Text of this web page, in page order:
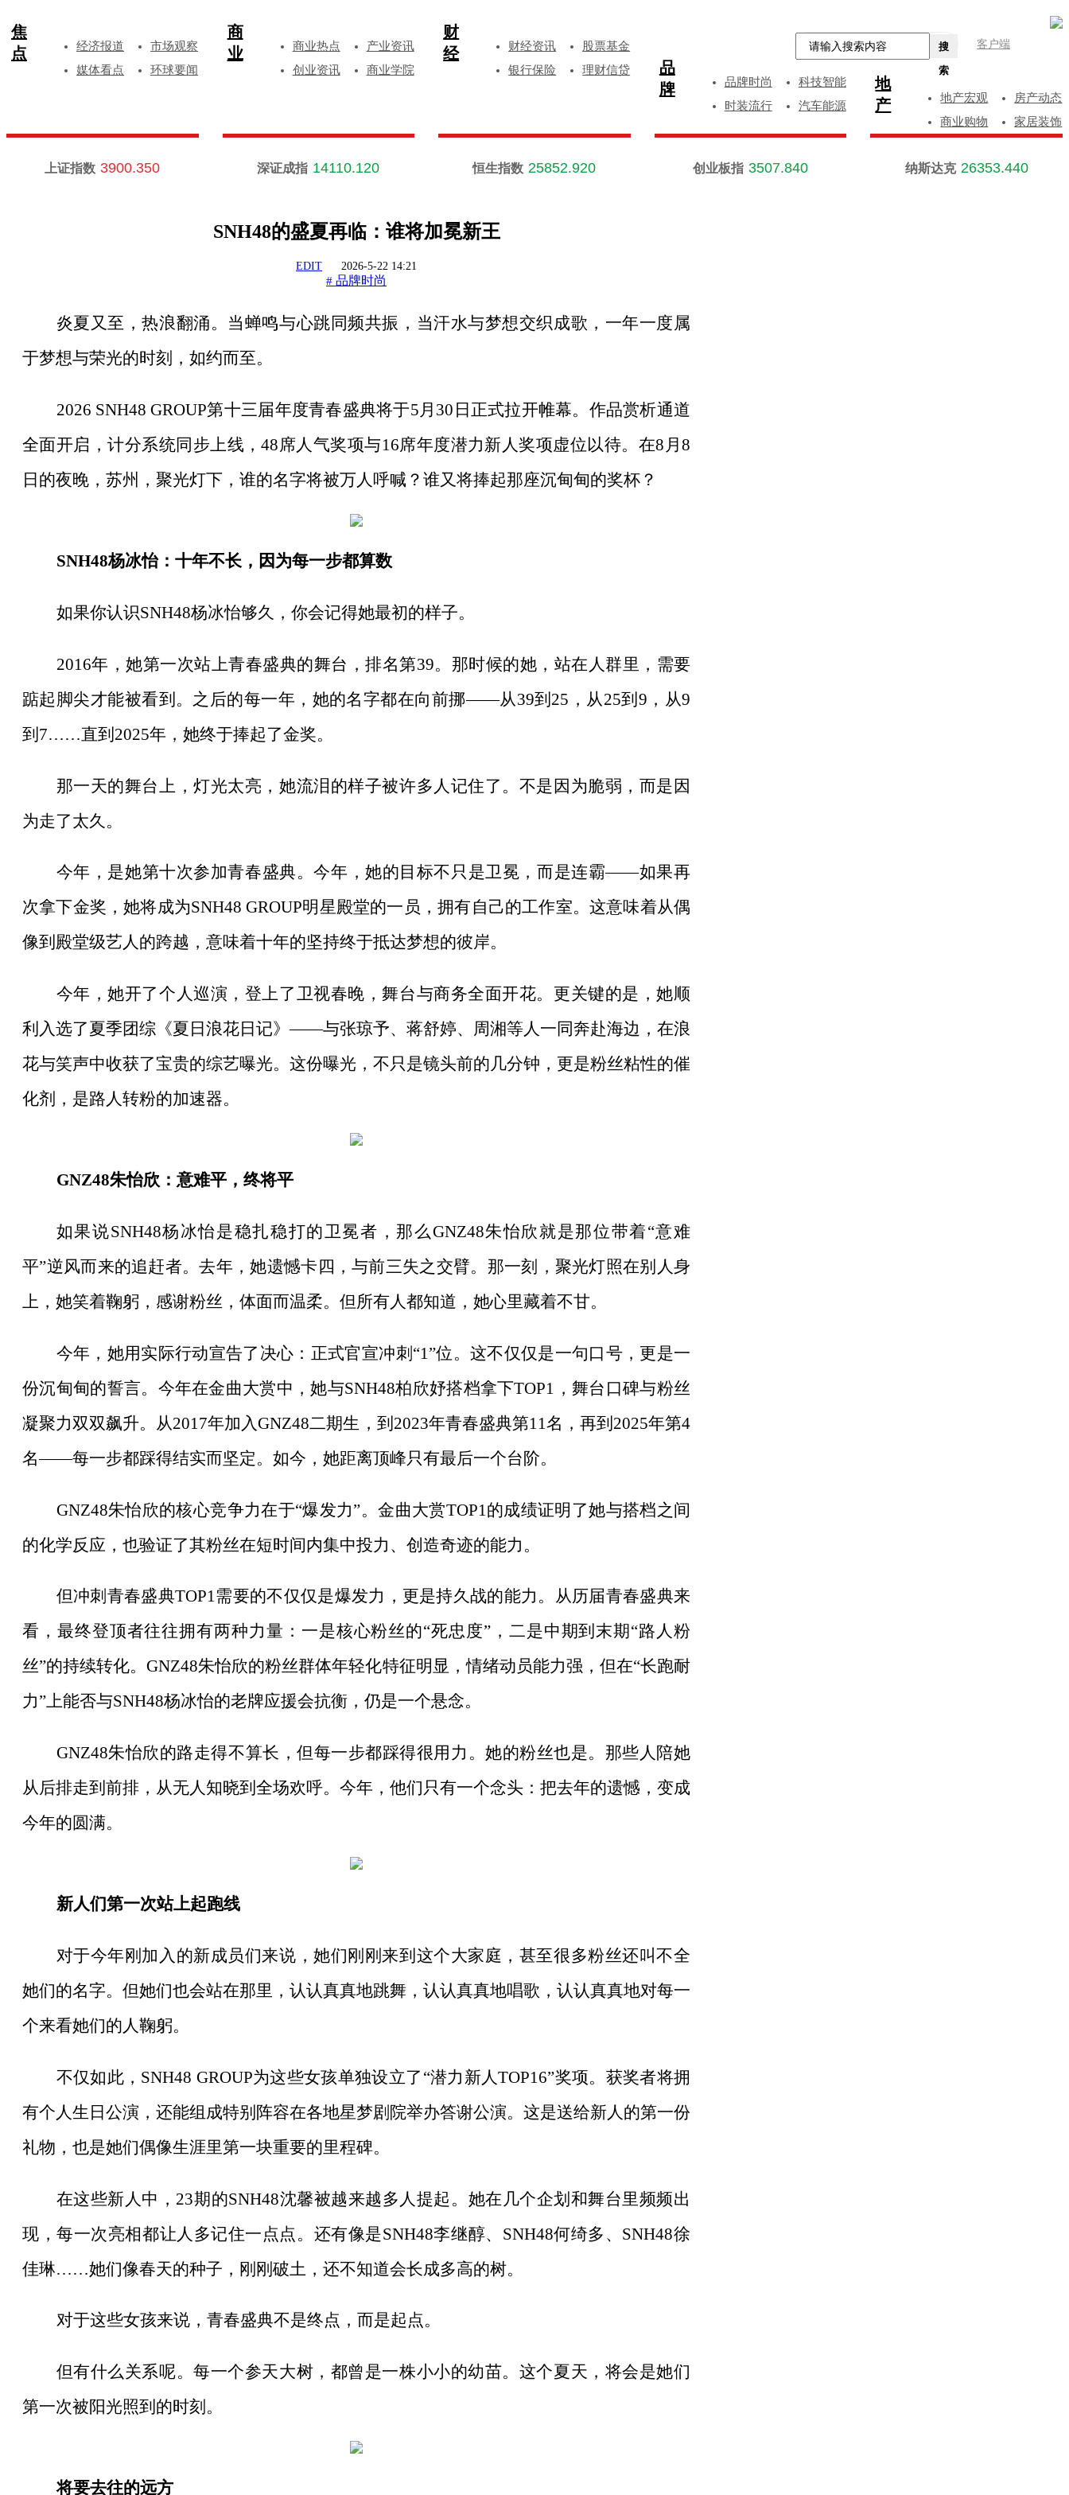
客户端
搜
索
焦
点
经济报道
市场观察
媒体看点
环球要闻
商
业
商业热点
产业资讯
创业资讯
商业学院
财
经
财经资讯
股票基金
银行保险
理财信贷
品
牌
品牌时尚
科技智能
时装流行
汽车能源
地
产
地产宏观
房产动态
商业购物
家居装饰
上证指数 3900.350 深证成指 14110.120 恒生指数 25852.920 创业板指 3507.840 纳斯达克 26353.440
SNH48的盛夏再临：谁将加冕新王
EDIT 2026-5-22 14:21
# 品牌时尚
炎夏又至，热浪翻涌。当蝉鸣与心跳同频共振，当汗水与梦想交织成歌，一年一度属
于梦想与荣光的时刻，如约而至。
2026 SNH48 GROUP第十三届年度青春盛典将于5月30日正式拉开帷幕。作品赏析通道
全面开启，计分系统同步上线，48席人气奖项与16席年度潜力新人奖项虚位以待。在8月8
日的夜晚，苏州，聚光灯下，谁的名字将被万人呼喊？谁又将捧起那座沉甸甸的奖杯？
SNH48杨冰怡：十年不长，因为每一步都算数
如果你认识SNH48杨冰怡够久，你会记得她最初的样子。
2016年，她第一次站上青春盛典的舞台，排名第39。那时候的她，站在人群里，需要
踮起脚尖才能被看到。之后的每一年，她的名字都在向前挪——从39到25，从25到9，从9
到7……直到2025年，她终于捧起了金奖。
那一天的舞台上，灯光太亮，她流泪的样子被许多人记住了。不是因为脆弱，而是因
为走了太久。
今年，是她第十次参加青春盛典。今年，她的目标不只是卫冕，而是连霸——如果再
次拿下金奖，她将成为SNH48 GROUP明星殿堂的一员，拥有自己的工作室。这意味着从偶
像到殿堂级艺人的跨越，意味着十年的坚持终于抵达梦想的彼岸。
今年，她开了个人巡演，登上了卫视春晚，舞台与商务全面开花。更关键的是，她顺
利入选了夏季团综《夏日浪花日记》——与张琼予、蒋舒婷、周湘等人一同奔赴海边，在浪
花与笑声中收获了宝贵的综艺曝光。这份曝光，不只是镜头前的几分钟，更是粉丝粘性的催
化剂，是路人转粉的加速器。
GNZ48朱怡欣：意难平，终将平
如果说SNH48杨冰怡是稳扎稳打的卫冕者，那么GNZ48朱怡欣就是那位带着“意难
平”逆风而来的追赶者。去年，她遗憾卡四，与前三失之交臂。那一刻，聚光灯照在别人身
上，她笑着鞠躬，感谢粉丝，体面而温柔。但所有人都知道，她心里藏着不甘。
今年，她用实际行动宣告了决心：正式官宣冲刺 “1”位。这不仅仅是一句口号，更是一
份沉甸甸的誓言。今年在金曲大赏中，她与SNH48柏欣妤搭档拿下TOP1，舞台口碑与粉丝
凝聚力双双飙升。从2017年加入GNZ48二期生，到2023年青春盛典第11名，再到2025年第4
名——每一步都踩得结实而坚定。如今，她距离顶峰只有最后一个台阶。
GNZ48朱怡欣的核心竞争力在于“爆发力”。金曲大赏TOP1的成绩证明了她与搭档之间
的化学反应，也验证了其粉丝在短时间内集中投力、创造奇迹的能力。
但冲刺青春盛典TOP1需要的不仅仅是爆发力，更是持久战的能力。从历届青春盛典来
看，最终登顶者往往拥有两种力量：一是核心粉丝的“死忠度”，二是中期到末期“路人粉
丝”的持续转化。GNZ48朱怡欣的粉丝群体年轻化特征明显，情绪动员能力强，但在“长跑耐
力”上能否与SNH48杨冰怡的老牌应援会抗衡，仍是一个悬念。
GNZ48朱怡欣的路走得不算长，但每一步都踩得很用力。她的粉丝也是。那些人陪她
从后排走到前排，从无人知晓到全场欢呼。今年，他们只有一个念头：把去年的遗憾，变成
今年的圆满。
新人们第一次站上起跑线
对于今年刚加入的新成员们来说，她们刚刚来到这个大家庭，甚至很多粉丝还叫不全
她们的名字。但她们也会站在那里，认认真真地跳舞，认认真真地唱歌，认认真真地对每一
个来看她们的人鞠躬。
不仅如此， SNH48 GROUP为这些女孩单独设立了“潜力新人TOP16”奖项。获奖者将拥
有个人生日公演，还能组成特别阵容在各地星梦剧院举办答谢公演。这是送给新人的第一份
礼物，也是她们偶像生涯里第一块重要的里程碑。
在这些新人中， 23期的SNH48沈馨被越来越多人提起。她在几个企划和舞台里频频出
现，每一次亮相都让人多记住一点点。还有像是SNH48李继醇、SNH48何绮多、SNH48徐
佳琳……她们像春天的种子，刚刚破土，还不知道会长成多高的树。
对于这些女孩来说，青春盛典不是终点，而是起点。
但有什么关系呢。每一个参天大树，都曾是一株小小的幼苗。这个夏天，将会是她们
第一次被阳光照到的时刻。
将要去往的远方